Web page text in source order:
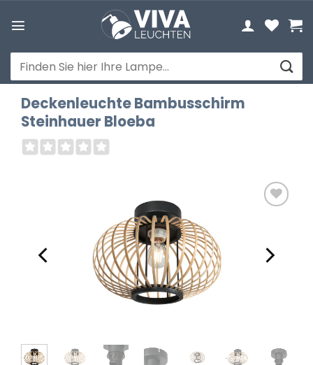
Inhalt
Suchen
nach:
Deckenleuchte Bambusschirm
Steinhauer Bloeba